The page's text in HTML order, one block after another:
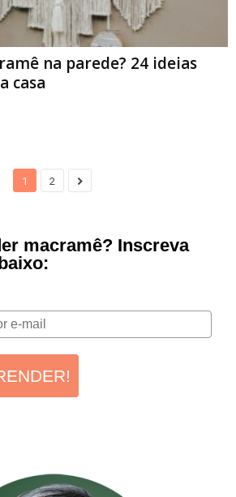
na parede? 24 ideias
casa
1 2
macramê? Inscreva